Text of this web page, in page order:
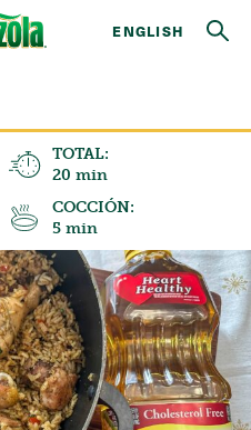
ENGLISH
TOTAL:
20 min
COCCIÓN:
5 min